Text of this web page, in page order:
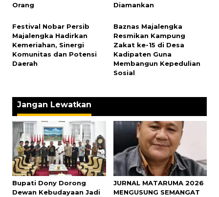
Orang
Diamankan
Festival Nobar Persib
Majalengka Hadirkan
Kemeriahan, Sinergi
Komunitas dan Potensi
Daerah
Baznas Majalengka
Resmikan Kampung
Zakat ke-15 di Desa
Kadipaten Guna
Membangun Kepedulian
Sosial
Jangan Lewatkan
‎Bupati Dony Dorong
Dewan Kebudayaan Jadi
JURNAL MATARUMA 2026
MENGUSUNG SEMANGAT